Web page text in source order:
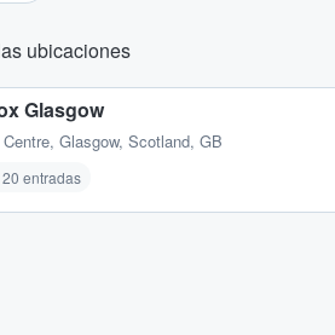
ubicaciones
Glasgow
, Glasgow, Scotland, GB
entradas